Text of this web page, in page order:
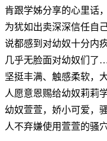
肯跟学姊分享的心里话
为犹如出卖深深信任自
说都感到对幼奴十分内
几乎无脸面对幼奴们了
坚挺丰满、触感柔软，
人愿意恩赐给幼奴莉莉
幼奴萱萱，娇小可爱，
人不弃嫌使用萱萱的骚